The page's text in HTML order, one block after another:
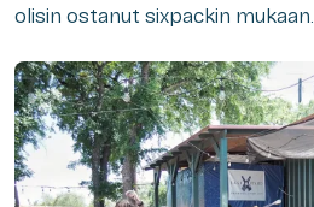
olisin ostanut sixpackin mukaan.